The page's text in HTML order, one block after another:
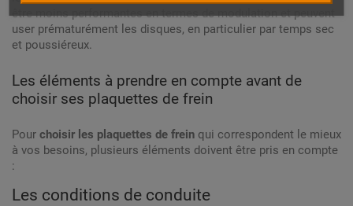
être moins performantes en termes de modulation et peuvent
user prématurément les disques, en particulier par temps sec
et poussiéreux.
Les éléments à prendre en compte avant de
choisir ses plaquettes de frein
Pour choisir les plaquettes de frein qui correspondent le mieux
à vos besoins, plusieurs éléments doivent être pris en compte
:
Les conditions de conduite